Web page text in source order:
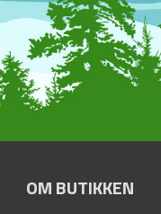
OM BUTIKKEN